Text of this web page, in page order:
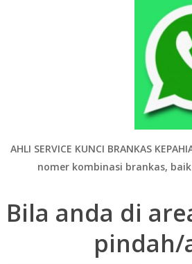
AHLI SERVICE KUNCI BRANKAS
nomer kombinasi brankas,
Bila anda di
pindah/